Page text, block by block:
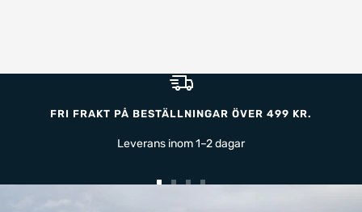
FRI FRAKT PÅ BESTÄLLNINGAR ÖVER 499 KR.
Leverans inom 1–2 dagar